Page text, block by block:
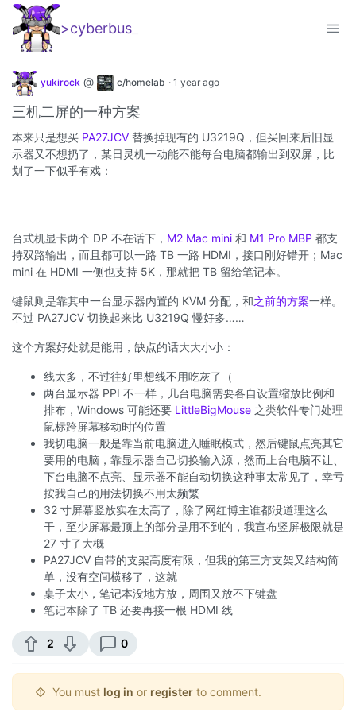
>cyberbus
yukirock @ c/homelab · 1 year ago
三机二屏的一种方案
本来只是想买 PA27JCV 替换掉现有的 U3219Q，但买回来后旧显
示器又不想扔了，某日灵机一动能不能每台电脑都输出到双屏，比
划了一下似乎有戏：
台式机显卡两个 DP 不在话下， M2 Mac mini 和 M1 Pro MBP 都支
持双路输出，而且都可以一路 TB 一路 HDMI，接口刚好错开；Mac
mini 在 HDMI 一侧也支持 5K，那就把 TB 留给笔记本。
键鼠则是靠其中一台显示器内置的 KVM 分配，和之前的方案一样。
不过 PA27JCV 切换起来比 U3219Q 慢好多……
这个方案好处就是能用，缺点的话大大小小：
线太多，不过往好里想线不用吃灰了（
两台显示器 PPI 不一样，几台电脑需要各自设置缩放比例和
排布，Windows 可能还要 LittleBigMouse 之类软件专门处理
鼠标跨屏幕移动时的位置
我切电脑一般是靠当前电脑进入睡眠模式，然后键鼠点亮其它
要用的电脑，靠显示器自己切换输入源，然而上台电脑不让、
下台电脑不点亮、显示器不能自动切换这种事太常见了，幸亏
按我自己的用法切换不用太频繁
32 寸屏幕竖放实在太高了，除了网红博主谁都没道理这么
干，至少屏幕最顶上的部分是用不到的，我宣布竖屏极限就是
27 寸了大概
PA27JCV 自带的支架高度有限，但我的第三方支架又结构简
单，没有空间横移了，这就
桌子太小，笔记本没地方放，周围又放不下键盘
笔记本除了 TB 还要再接一根 HDMI 线
2 0
You must log in or register to comment.